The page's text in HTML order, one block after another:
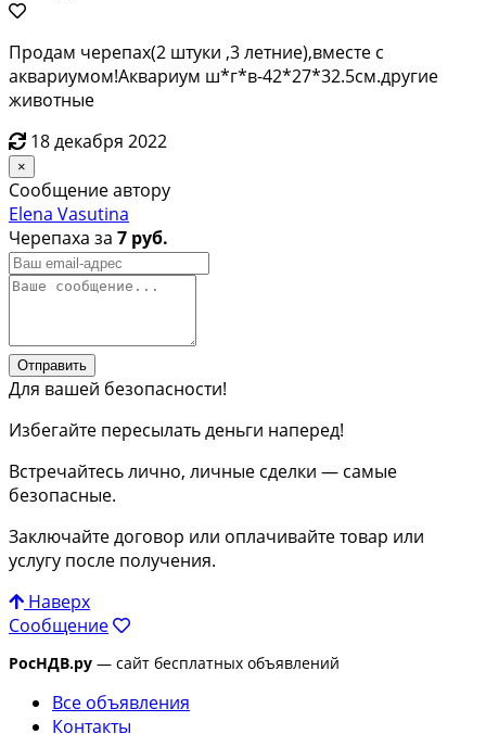
Продам черепах(2 штуки ,3 летние),вместе с
аквариумом!Аквариум ш*г*в-42*27*32.5см.другие
животные
18 декабря 2022
×
Сообщение автору
Elena Vasutina
Черепаха за 7 руб.
Отправить
Для вашей безопасности!
Избегайте пересылать деньги наперед!
Встречайтесь лично, личные сделки — самые
безопасные.
Заключайте договор или оплачивайте товар или
услугу после получения.
Наверх
Сообщение
РосНДВ.ру — сайт бесплатных объявлений
Все объявления
Контакты